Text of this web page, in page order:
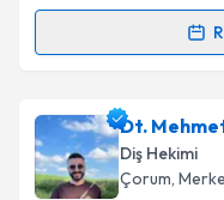
Randevu
Dt. Seval
oluşturun. Size bu
takvim
Dt.
Diş Hekimi
Çorum,